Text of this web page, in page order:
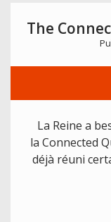
The
La Reine a
la Connected
déjà réuni